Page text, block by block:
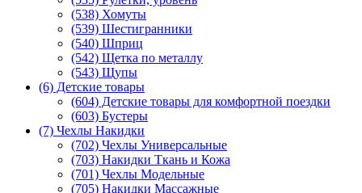
(538) Хомуты
(539) Шестигранники
(540) Шприц
(542) Щетка по металлу
(543) Щупы
(6) Детские товары
(604) Детские товары для комфортной поездки
(603) Бустеры
(7) Чехлы Накидки
(702) Чехлы Универсальные
(703) Накидки Ткань и Кожа
(701) Чехлы Модельные
(705) Накидки Массажные